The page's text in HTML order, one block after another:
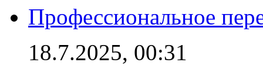
Профессиональное
18.7.2025, 00:31